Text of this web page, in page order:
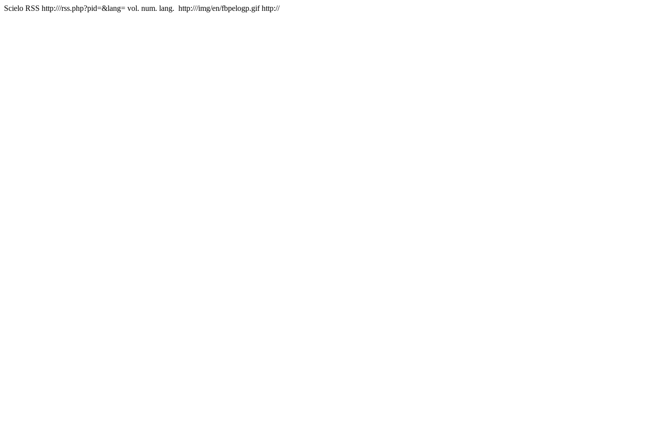
Scielo RSS http:///rss.php?pid=&lang= vol. num. lang. http:///img/en/fbpelogp.gif http://